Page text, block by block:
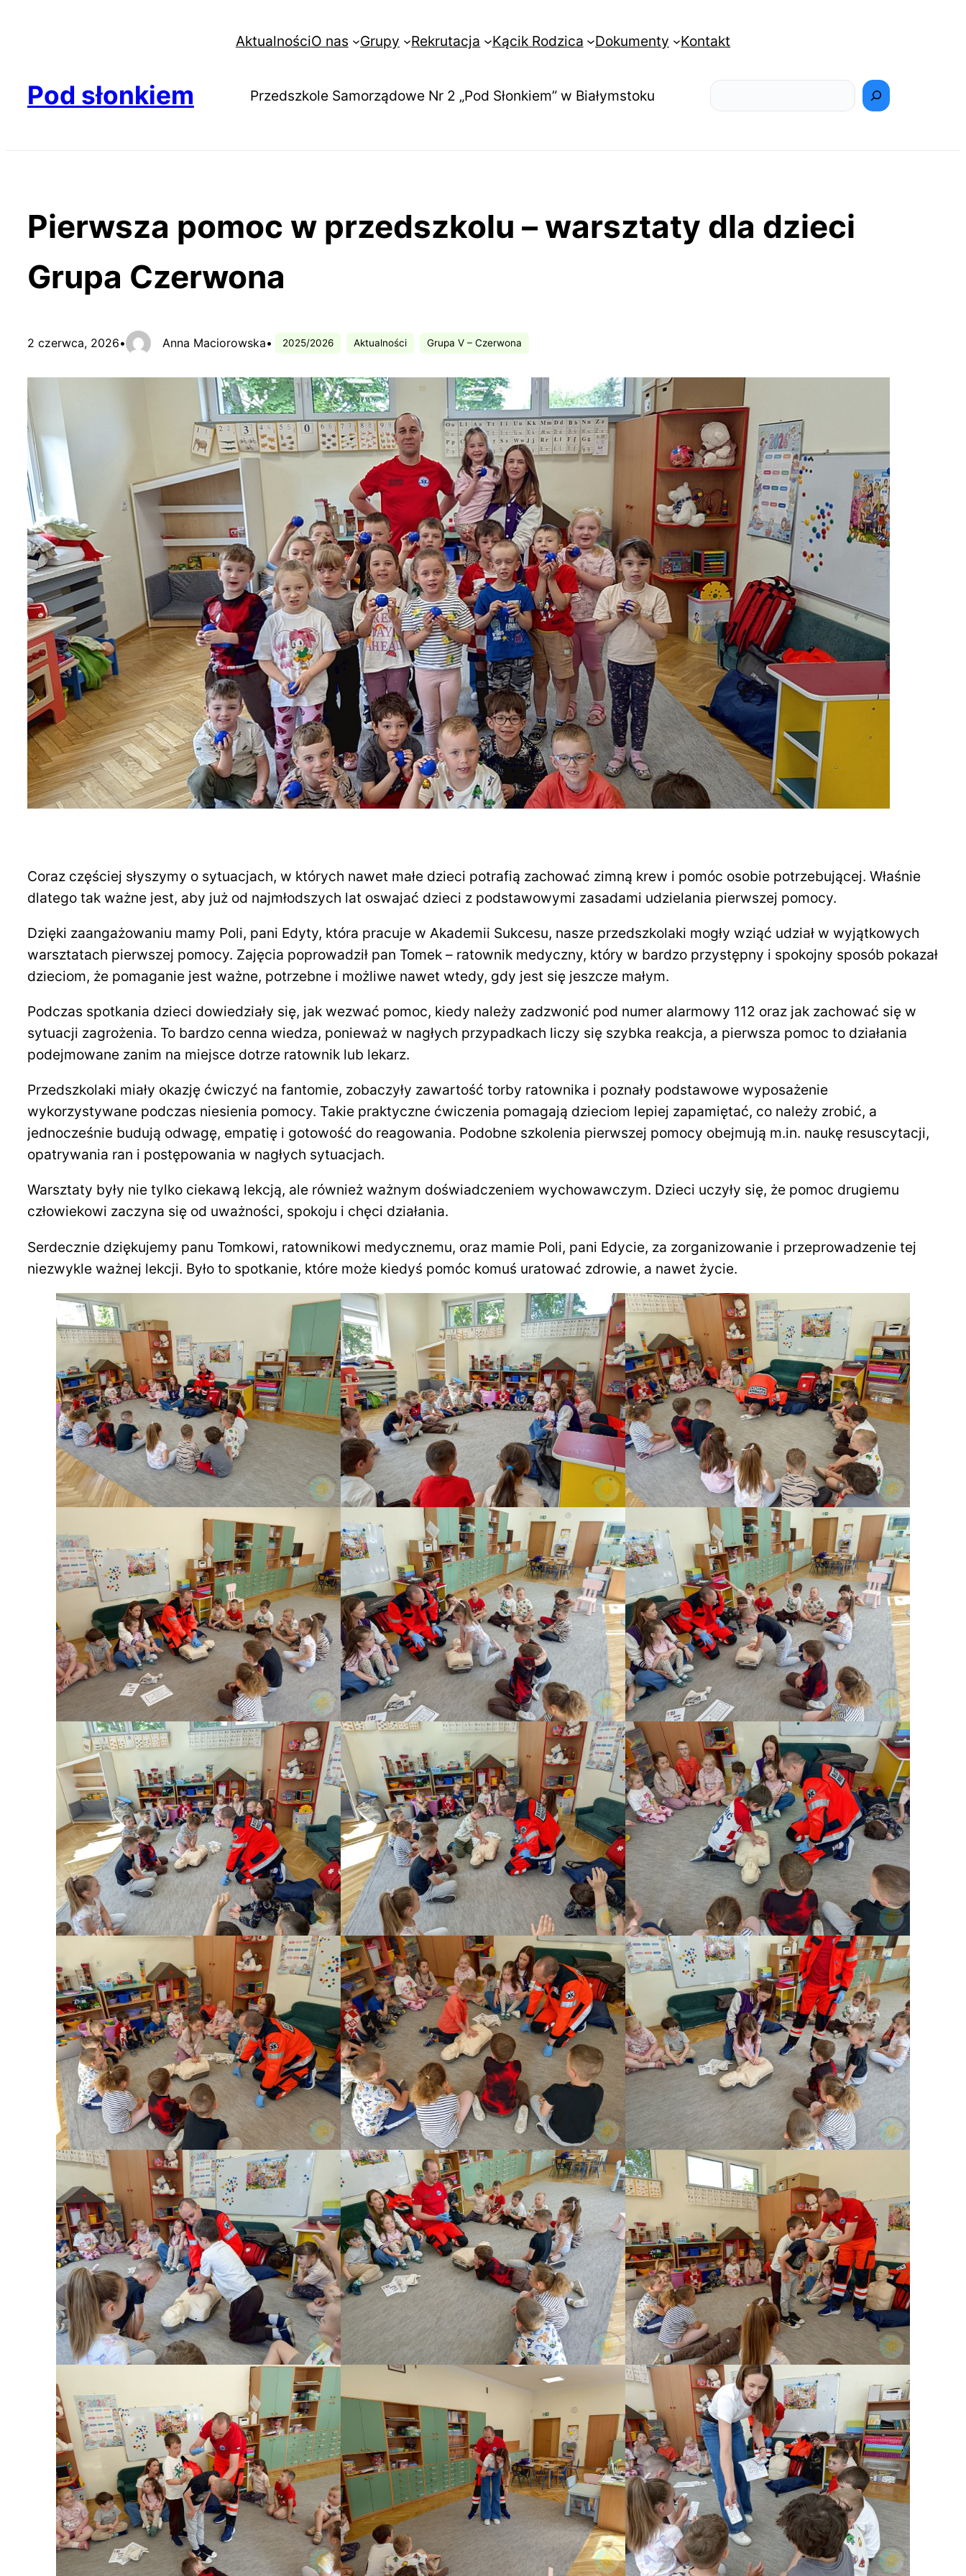
AktualnościO nas Grupy Rekrutacja Kącik Rodzica Dokumenty Kontakt
Pod słonkiem Przedszkole Samorządowe Nr 2 „Pod Słonkiem” w Białymstoku
Pierwsza pomoc w przedszkolu – warsztaty dla dzieci
Grupa Czerwona
2 czerwca, 2026• Anna Maciorowska• 2025/2026 Aktualności Grupa V – Czerwona
Coraz częściej słyszymy o sytuacjach, w których nawet małe dzieci potrafią zachować zimną krew i pomóc osobie potrzebującej. Właśnie
dlatego tak ważne jest, aby już od najmłodszych lat oswajać dzieci z podstawowymi zasadami udzielania pierwszej pomocy.
Dzięki zaangażowaniu mamy Poli, pani Edyty, która pracuje w Akademii Sukcesu, nasze przedszkolaki mogły wziąć udział w wyjątkowych
warsztatach pierwszej pomocy. Zajęcia poprowadził pan Tomek – ratownik medyczny, który w bardzo przystępny i spokojny sposób pokazał
dzieciom, że pomaganie jest ważne, potrzebne i możliwe nawet wtedy, gdy jest się jeszcze małym.
Podczas spotkania dzieci dowiedziały się, jak wezwać pomoc, kiedy należy zadzwonić pod numer alarmowy 112 oraz jak zachować się w
sytuacji zagrożenia. To bardzo cenna wiedza, ponieważ w nagłych przypadkach liczy się szybka reakcja, a pierwsza pomoc to działania
podejmowane zanim na miejsce dotrze ratownik lub lekarz.
Przedszkolaki miały okazję ćwiczyć na fantomie, zobaczyły zawartość torby ratownika i poznały podstawowe wyposażenie
wykorzystywane podczas niesienia pomocy. Takie praktyczne ćwiczenia pomagają dzieciom lepiej zapamiętać, co należy zrobić, a
jednocześnie budują odwagę, empatię i gotowość do reagowania. Podobne szkolenia pierwszej pomocy obejmują m.in. naukę resuscytacji,
opatrywania ran i postępowania w nagłych sytuacjach.
Warsztaty były nie tylko ciekawą lekcją, ale również ważnym doświadczeniem wychowawczym. Dzieci uczyły się, że pomoc drugiemu
człowiekowi zaczyna się od uważności, spokoju i chęci działania.
Serdecznie dziękujemy panu Tomkowi, ratownikowi medycznemu, oraz mamie Poli, pani Edycie, za zorganizowanie i przeprowadzenie tej
niezwykle ważnej lekcji. Było to spotkanie, które może kiedyś pomóc komuś uratować zdrowie, a nawet życie.